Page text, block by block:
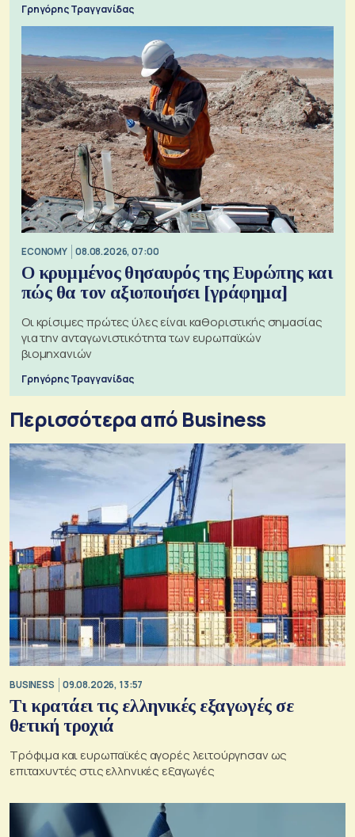
Γρηγόρης Τραγγανίδας
ECONOMY 08.08.2026, 07:00
Ο κρυμμένος θησαυρός της Ευρώπης και
πώς θα τον αξιοποιήσει [γράφημα]
Οι κρίσιμες πρώτες ύλες είναι καθοριστικής σημασίας
για την ανταγωνιστικότητα των ευρωπαϊκών
βιομηχανιών
Γρηγόρης Τραγγανίδας
Περισσότερα από Business
BUSINESS 09.08.2026, 13:57
Τι κρατάει τις ελληνικές εξαγωγές σε
θετική τροχιά
Τρόφιμα και ευρωπαϊκές αγορές λειτούργησαν ως
επιταχυντές στις ελληνικές εξαγωγές